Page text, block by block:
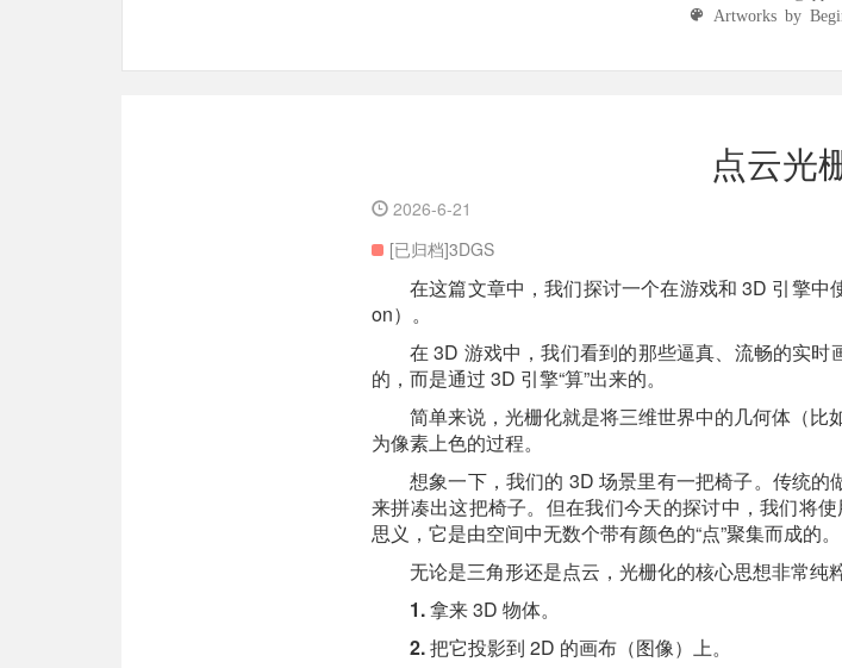
Artworks by
点云光
2026-6-21
[已归档]3DGS
在这篇文章中，我们探讨一个在游戏和 3D 引擎
on）。
在 3D 游戏中，我们看到的那些逼真、流畅的实时
的，而是通过 3D 引擎“算”出来的。
简单来说，光栅化就是将三维世界中的几何体（
为像素上色的过程。
想象一下，我们的 3D 场景里有一把椅子。传统的
来拼凑出这把椅子。但在我们今天的探讨中，我们将
思义，它是由空间中无数个带有颜色的“点”聚集而成的。
无论是三角形还是点云，光栅化的核心思想非常纯
1.拿来 3D 物体。
2.把它投影到 2D 的画布（图像）上。